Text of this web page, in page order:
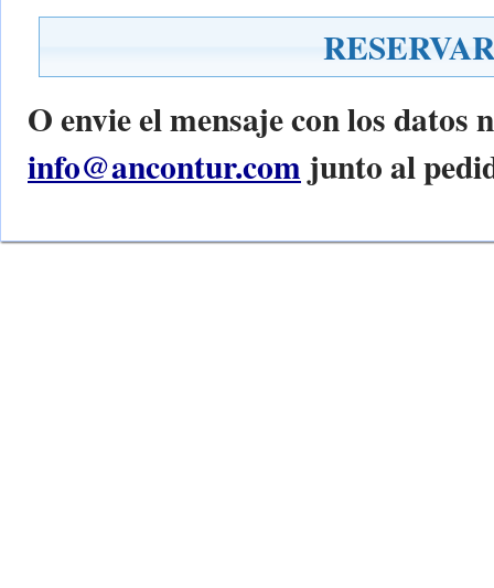
RESERVAR
O envie el mensaje con los datos
info@ancontur.com junto al